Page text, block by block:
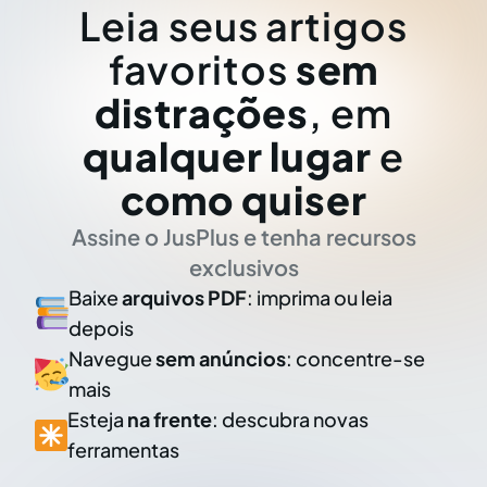
Leia seus artigos
favoritos sem
distrações, em
qualquer lugar e
como quiser
Assine o JusPlus e tenha recursos
exclusivos
Baixearquivos PDF: imprima ou leia
depois
Naveguesem anúncios: concentre-se
mais
Esteja na frente: descubra novas
ferramentas